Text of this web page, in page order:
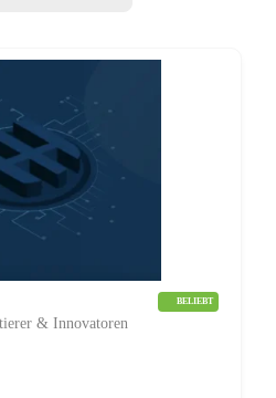
& Innovatoren
BELIEBT